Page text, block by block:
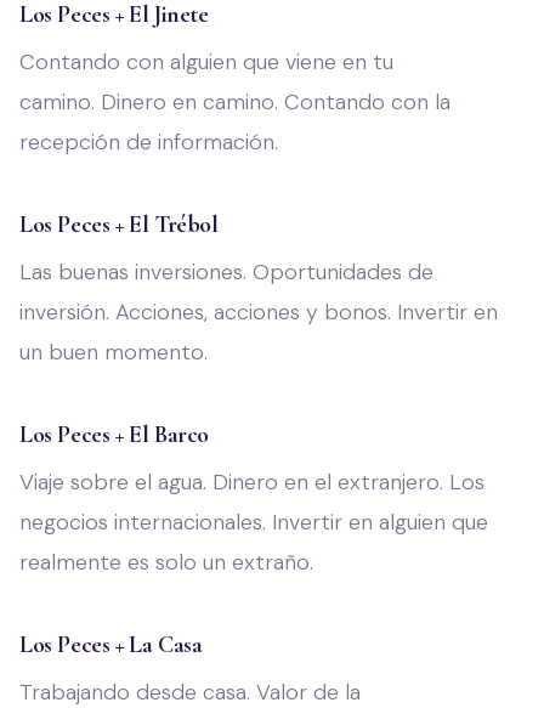
Los Peces + El Jinete
Contando con alguien que viene en tu
camino. Dinero en camino. Contando con la
recepción de información.
Los Peces + El Trébol
Las buenas inversiones. Oportunidades de
inversión. Acciones, acciones y bonos. Invertir en
un buen momento.
Los Peces + El Barco
Viaje sobre el agua. Dinero en el extranjero. Los
negocios internacionales. Invertir en alguien que
realmente es solo un extraño.
Los Peces + La Casa
Trabajando desde casa. Valor de la